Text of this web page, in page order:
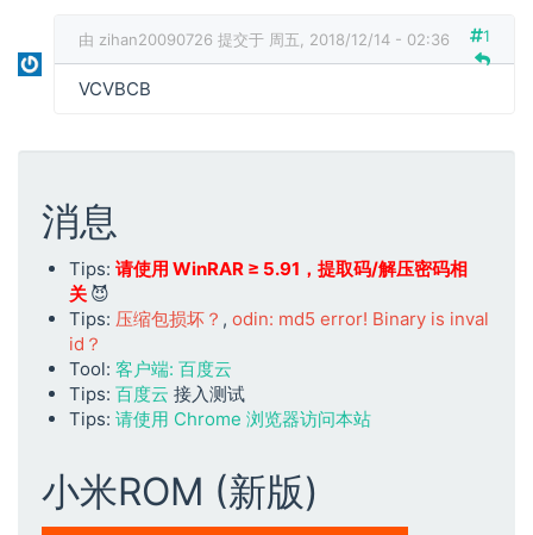
由 zihan20090726 提交于 周五, 2018/12/14 - 02:36 1
VCVBCB
消息
Tips: 请使用 WinRAR ≥ 5.91，提取码/解压密码相
关 😈
Tips: 压缩包损坏？ , odin: md5 error! Binary is inval
id？
Tool: 客户端: 百度云
Tips: 百度云 接入测试
Tips: 请使用 Chrome 浏览器访问本站
小米ROM (新版)